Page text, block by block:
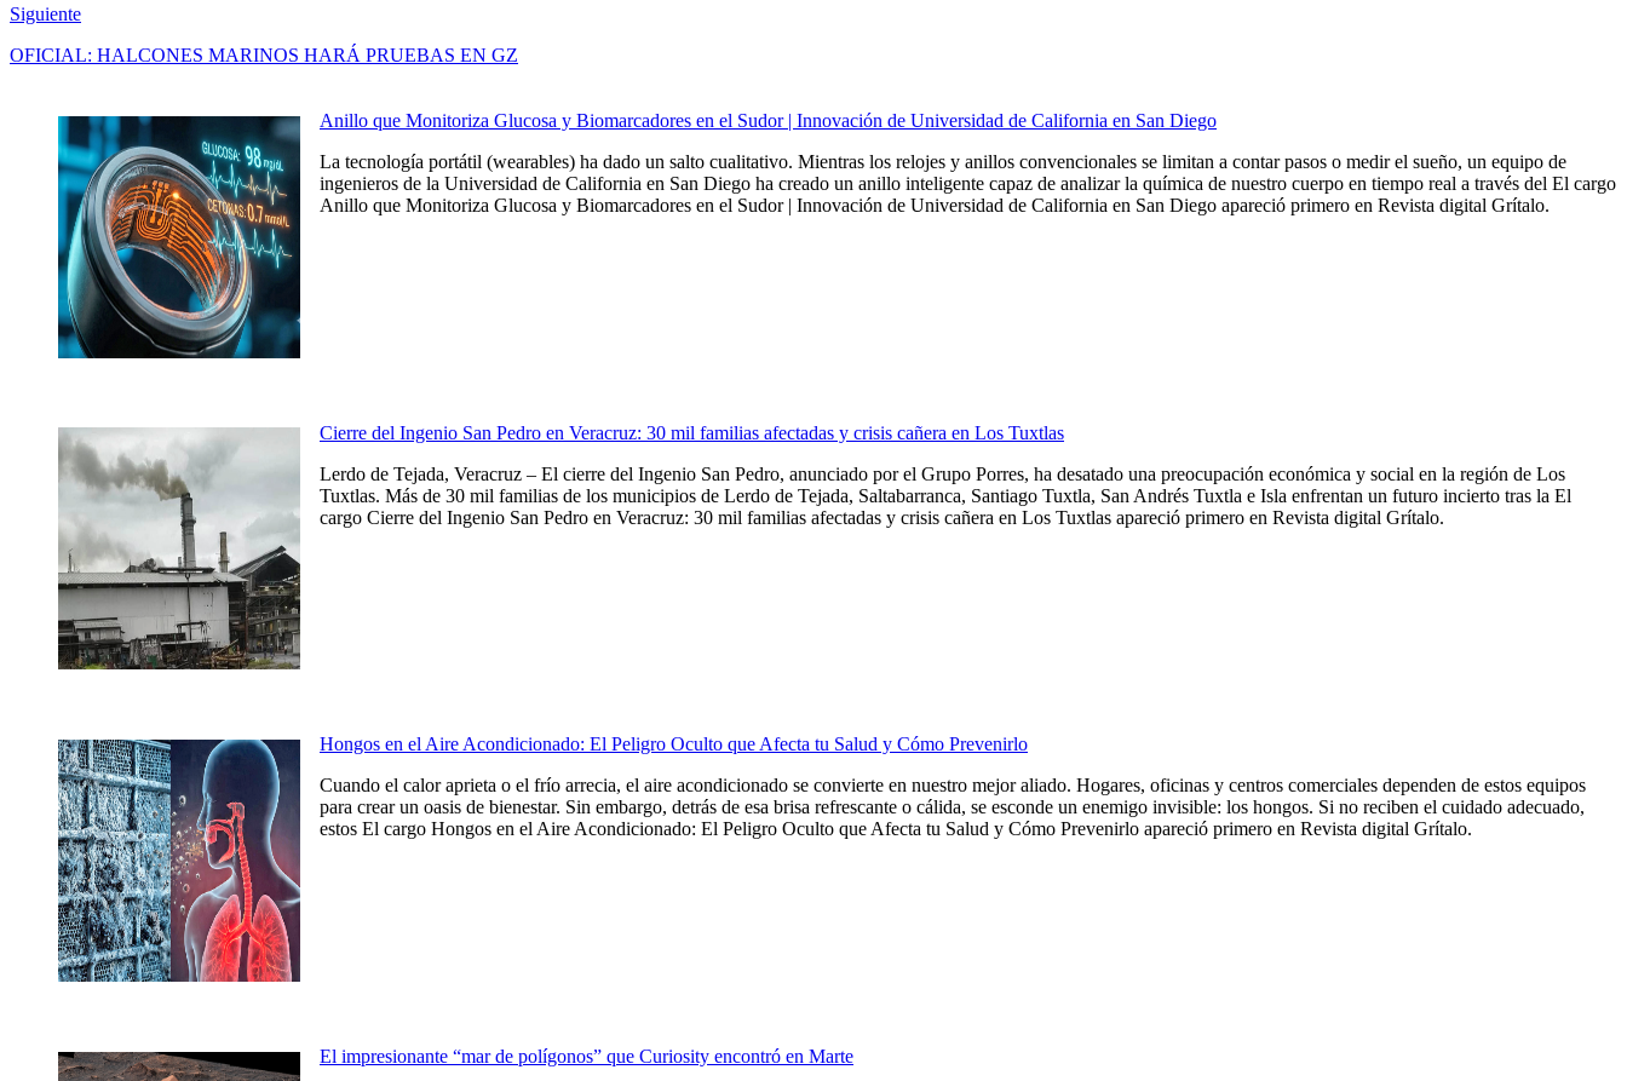
Siguiente
OFICIAL: HALCONES MARINOS HARÁ PRUEBAS EN GZ
Anillo que Monitoriza Glucosa y Biomarcadores en el Sudor | Innovación de Universidad de California en San Diego
La tecnología portátil (wearables) ha dado un salto cualitativo. Mientras los relojes y anillos convencionales se limitan a contar pasos o medir el sueño, un equipo de
ingenieros de la Universidad de California en San Diego ha creado un anillo inteligente capaz de analizar la química de nuestro cuerpo en tiempo real a través del El cargo
Anillo que Monitoriza Glucosa y Biomarcadores en el Sudor | Innovación de Universidad de California en San Diego apareció primero en Revista digital Grítalo.
Cierre del Ingenio San Pedro en Veracruz: 30 mil familias afectadas y crisis cañera en Los Tuxtlas
Lerdo de Tejada, Veracruz – El cierre del Ingenio San Pedro, anunciado por el Grupo Porres, ha desatado una preocupación económica y social en la región de Los
Tuxtlas. Más de 30 mil familias de los municipios de Lerdo de Tejada, Saltabarranca, Santiago Tuxtla, San Andrés Tuxtla e Isla enfrentan un futuro incierto tras la El
cargo Cierre del Ingenio San Pedro en Veracruz: 30 mil familias afectadas y crisis cañera en Los Tuxtlas apareció primero en Revista digital Grítalo.
Hongos en el Aire Acondicionado: El Peligro Oculto que Afecta tu Salud y Cómo Prevenirlo
Cuando el calor aprieta o el frío arrecia, el aire acondicionado se convierte en nuestro mejor aliado. Hogares, oficinas y centros comerciales dependen de estos equipos
para crear un oasis de bienestar. Sin embargo, detrás de esa brisa refrescante o cálida, se esconde un enemigo invisible: los hongos. Si no reciben el cuidado adecuado,
estos El cargo Hongos en el Aire Acondicionado: El Peligro Oculto que Afecta tu Salud y Cómo Prevenirlo apareció primero en Revista digital Grítalo.
El impresionante “mar de polígonos” que Curiosity encontró en Marte